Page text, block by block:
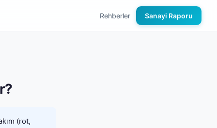
Rehberler Sanayi Raporu
(rot,